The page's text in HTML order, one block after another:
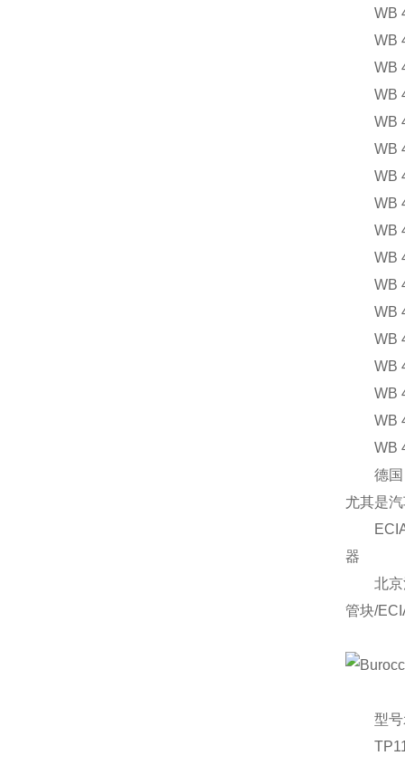
WB
WB
WB
WB
WB
WB
WB
WB
WB
WB
WB
WB
WB
WB
WB
WB
WB
德国
尤其是
ECIA
器
北京汉
管块/
型号